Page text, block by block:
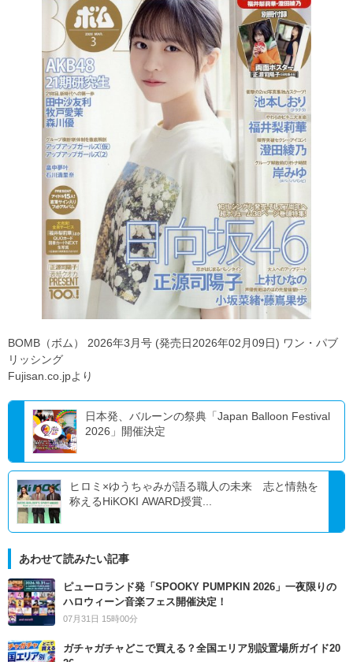
BOMB（ボム） 2026年3月号 (発売日2026年02月09日) ワン・パブ
リッシング
Fujisan.co.jpより
日本発、バルーンの祭典「Japan Balloon Festival
2026」開催決定
ヒロミ×ゆうちゃみが語る職人の未来 志と情熱を
称えるHiKOKI AWARD授賞...
あわせて読みたい記事
ピューロランド発「SPOOKY PUMPKIN 2026」一夜限りの
ハロウィーン音楽フェス開催決定！
07月31日 15時00分
ガチャガチャどこで買える？全国エリア別設置場所ガイド20